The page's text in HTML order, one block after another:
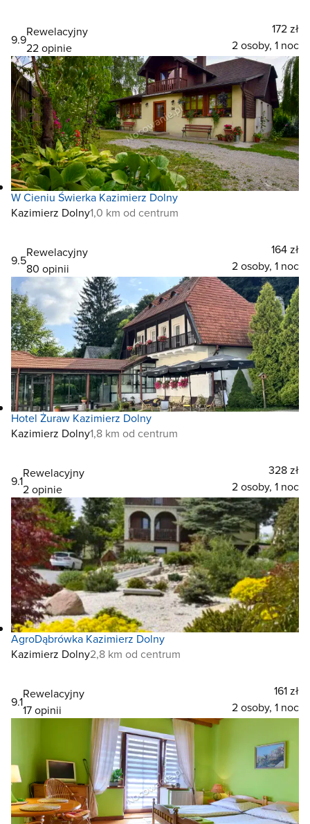
9.9
Rewelacyjny
22 opinie
172 zł
2 osoby, 1 noc
W Cieniu Świerka Kazimierz Dolny
Kazimierz Dolny1,0 km od centrum
9.5
Rewelacyjny
80 opinii
164 zł
2 osoby, 1 noc
Hotel Żuraw Kazimierz Dolny
Kazimierz Dolny1,8 km od centrum
9.1
Rewelacyjny
2 opinie
328 zł
2 osoby, 1 noc
AgroDąbrówka Kazimierz Dolny
Kazimierz Dolny2,8 km od centrum
9.1
Rewelacyjny
17 opinii
161 zł
2 osoby, 1 noc